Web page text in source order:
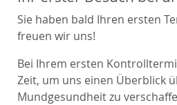
Sie haben bald Ihren ersten
freuen wir uns!
Bei Ihrem ersten
Zeit, um uns einen Überblick
Mundgesundheit zu
Wurzelbehandlung
Zahnimplantate
Hauszahnärztliche Behandlung